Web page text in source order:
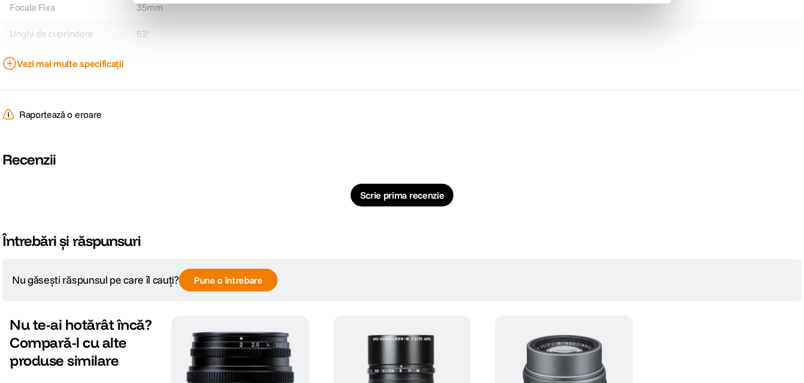
Focala Fixa 35mm
Unghi de cuprindere 63°
Nr. lamele diafragma
Plaja diafragme
Vezi mai multe specificații
Raportează o eroare
Recenzii
Scrie prima recenzie
Întrebări și răspunsuri
Nu găsești răspunsul pe care îl cauți? Pune o întrebare
Nu te-ai hotărât încă?
Compară-l cu alte
produse similare